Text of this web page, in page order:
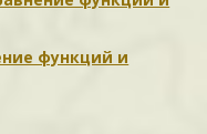
функций и